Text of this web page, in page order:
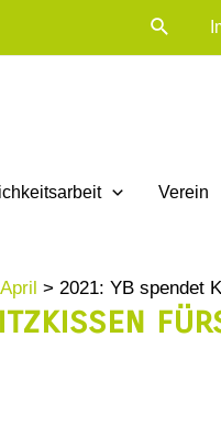
Suche
Verein
April 2021: YB spendet